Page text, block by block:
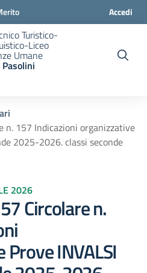
Accedi
Turistico-
Liceo
Umane
Pasolini
n. 157 Indicazioni organizzative
2025-2026. classi seconde
2026
Circolare n.
INVALSI